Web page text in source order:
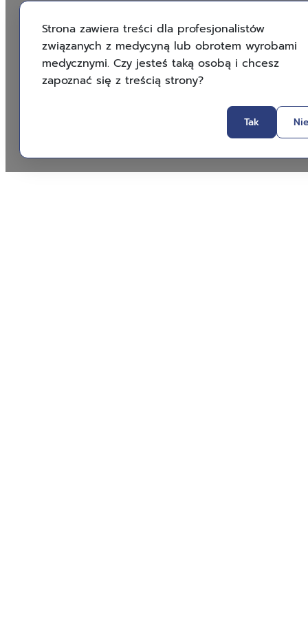
Strona zawiera treści dla profesjonalistów
związanych z medycyną lub obrotem wyrobami
medycznymi. Czy jesteś taką osobą i chcesz
zapoznać się z treścią strony?
Tak